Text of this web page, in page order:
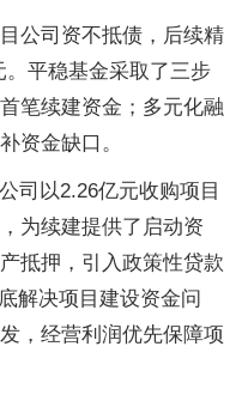
公司资不抵债，后续精
平稳基金采取了三步
笔续建资金；多元化融
资金缺口。
司以2.26亿元收购项目
为续建提供了启动资
抵押，引入政策性贷款
解决项目建设资金问
，经营利润优先保障项